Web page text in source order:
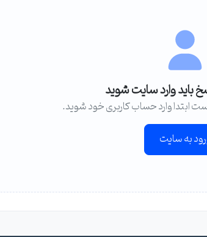
باید وارد سایت شوید
ابتدا وارد حساب کاربری خود شوید.
به سایت